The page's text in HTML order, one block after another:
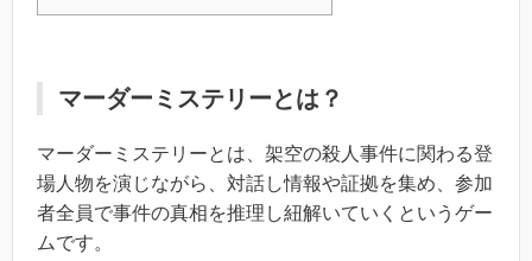
マーダーミステリーとは？
マーダーミステリーとは、架空の殺人事件に関わる登
場人物を演じながら、対話し情報や証拠を集め、参加
者全員で事件の真相を推理し紐解いていくというゲー
ムです。